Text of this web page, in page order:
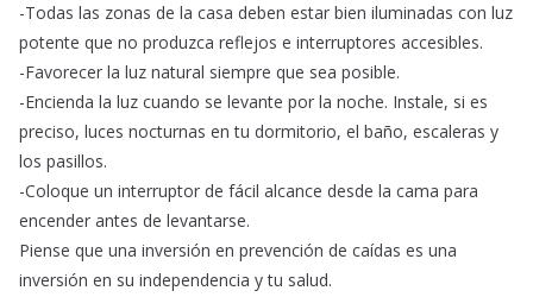
-Todas las zonas de la casa deben estar bien iluminadas con luz
potente que no produzca reflejos e interruptores accesibles.
-Favorecer la luz natural siempre que sea posible.
-Encienda la luz cuando se levante por la noche. Instale, si es
preciso, luces nocturnas en tu dormitorio, el baño, escaleras y
los pasillos.
-Coloque un interruptor de fácil alcance desde la cama para
encender antes de levantarse.
Piense que una inversión en prevención de caídas es una
inversión en su independencia y tu salud.